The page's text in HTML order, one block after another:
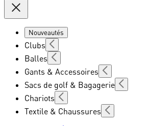
Nouveautés
Clubs
Balles
Gants & Accessoires
Sacs de golf & Bagagerie
Chariots
Textile & Chaussures